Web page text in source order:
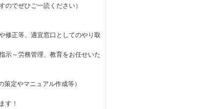
でぜひご一読ください）
正等、適宜窓口としてのやり取
示～労務管理、教育をお任せいた
定やマニュアル作成等）
す！